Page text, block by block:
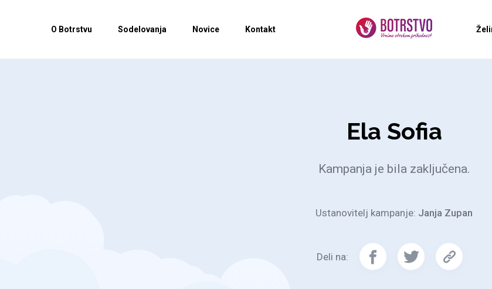
O Botrstvu Sodelovanja Novice Kontakt
Ela Sofia
Kampanja je bila zaključena.
Ustanovitelj kampanje: Janja Zupan
Deli na: